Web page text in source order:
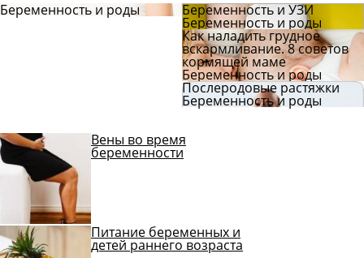
Беременность и роды Беременность и УЗИ
Беременность и роды
Как наладить грудное
вскармливание. 8 советов
кормящей маме
Беременность и роды
Послеродовые растяжки
Беременность и роды
Вены во время
беременности
Питание беременных и
детей раннего возраста